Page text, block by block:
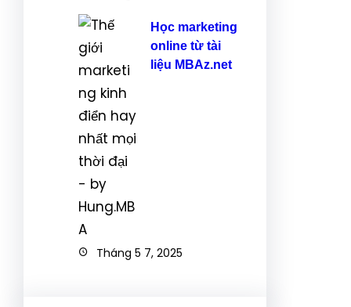
Học marketing
online từ tài
liệu MBAz.net
Tháng 5 7, 2025